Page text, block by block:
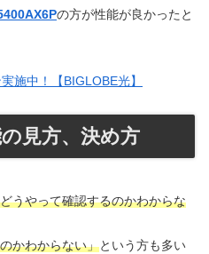
の方が性能が良かったと
施中！【BIGLOBE光】
見方、決め方
うやって確認するのかわからな
かわからない」という方も多い